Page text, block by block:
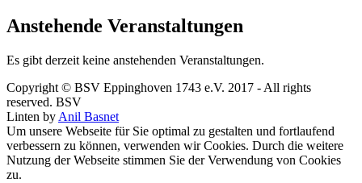
Anstehende Veranstaltungen
Es gibt derzeit keine anstehenden Veranstaltungen.
Copyright © BSV Eppinghoven 1743 e.V. 2017 - All rights
reserved. BSV
Linten by Anil Basnet
Um unsere Webseite für Sie optimal zu gestalten und fortlaufend
verbessern zu können, verwenden wir Cookies. Durch die weitere
Nutzung der Webseite stimmen Sie der Verwendung von Cookies
zu.